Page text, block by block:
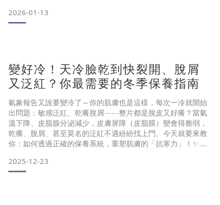
為什麼皮膚會缺水？4大主因
不只乾燥！皮膚缺水引發的延伸危機
皮膚缺水往往不只是因為「水喝得不夠」，更多時候是肌膚的
「皮脂膜」出了問題；當皮脂膜受損或環境因素干擾時，
2026-01-13
變好冷！天冷臉乾到快裂開、脫屑
又泛紅？你最需要的冬季保養指南
氣象報告又說要變冷了～你的肌膚也是這樣，每次一冷就開始
出問題：敏感泛紅、乾癢脫屑⋯⋯整片都是脫皮又好癢？當氣
溫下降、皮脂腺分泌減少，皮膚屏障（皮脂膜）變會得脆弱，
乾癢、脫屑、甚至莫名的泛紅不適紛紛找上門。今天就要來教
你：如何透過正確的保養系統，重塑肌膚的「抗寒力」！✨ 冬
乾癢的根源在於「皮脂膜受損導致的水分流失」。皮脂膜是臉
2025-12-23